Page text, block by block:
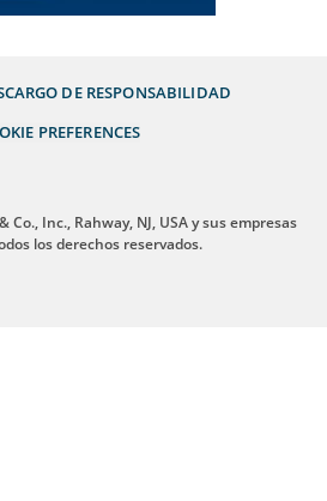
DE RESPONSABILIDAD
PREFERENCES
Co., Inc., Rahway, NJ, USA y sus empresas
los derechos reservados.